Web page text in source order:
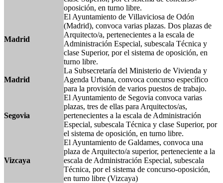
oposición, en turno libre.
Madrid
El Ayuntamiento de Villaviciosa de Odón
(Madrid), convoca varias plazas. Dos plazas de
Arquitecto/a, pertenecientes a la escala de
Administración Especial, subescala Técnica y
clase Superior, por el sistema de oposición, en
turno libre.
Madrid
La Subsecretaría del Ministerio de Vivienda y
Agenda Urbana, convoca concurso específico
para la provisión de varios puestos de trabajo.
Segovia
El Ayuntamiento de Segovia convoca varias
plazas, tres de ellas para Arquitectos/as,
pertenecientes a la escala de Administración
Especial, subescala Técnica y clase Superior, por
el sistema de oposición, en turno libre.
Vizcaya
El Ayuntamiento de Galdames, convoca una
plaza de Arquitecto/a superior, perteneciente a la
escala de Administración Especial, subescala
Técnica, por el sistema de concurso-oposición,
en turno libre (Vizcaya)